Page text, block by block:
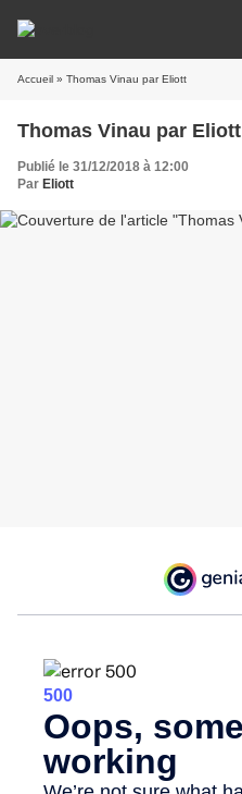
Accueil » Thomas Vinau par Eliott
Thomas Vinau par Eliott
Publié le 31/12/2018 à 12:00
Par Eliott